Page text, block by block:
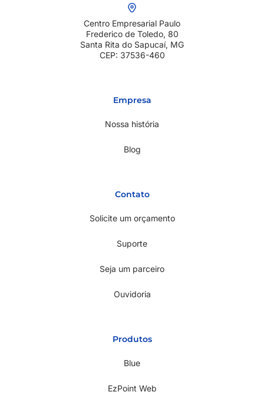
Centro Empresarial Paulo
Frederico de Toledo, 80
Santa Rita do Sapucaí, MG
CEP: 37536-460
Empresa
Nossa história
Blog
Contato
Solicite um orçamento
Suporte
Seja um parceiro
Ouvidoria
Produtos
Blue
EzPoint Web